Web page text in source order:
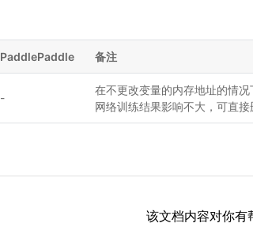
PaddlePaddle 备注
-
在不更改变量的内存地址的情
网络训练结果影响不大，可直接
该文档内容对你有